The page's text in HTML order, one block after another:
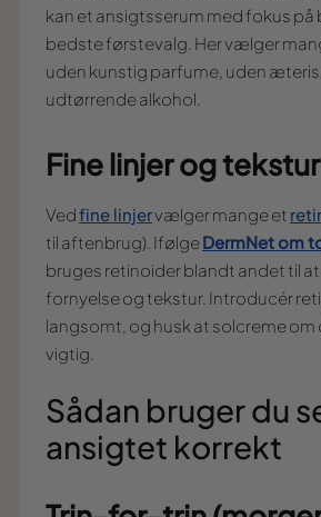
kan et ansigtsserum med fokus
bedste førstevalg. Her vælger
uden kunstig parfume, uden
udtørrende alkohol.
Fine linjer og tekstur
Vedfine linjervælger mange et
til aftenbrug). IfølgeDermNet om
bruges retinoider blandt andet til
fornyelse og tekstur. Introducér
langsomt, og husk at solcreme om
vigtig.
Sådan bruger du
ansigtet korrekt